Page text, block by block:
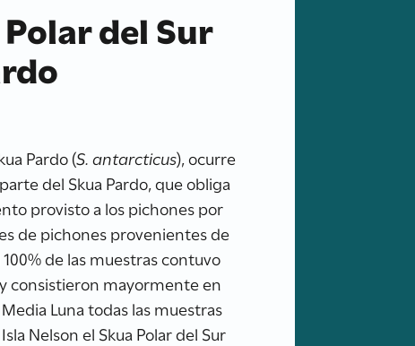
del Sur
Pardo (S. antarcticus), ocurre
del Skua Pardo, que obliga
provisto a los pichones por
de pichones provenientes de
de las muestras contuvo
consistieron mayormente en
Luna todas las muestras
Nelson el Skua Polar del Sur